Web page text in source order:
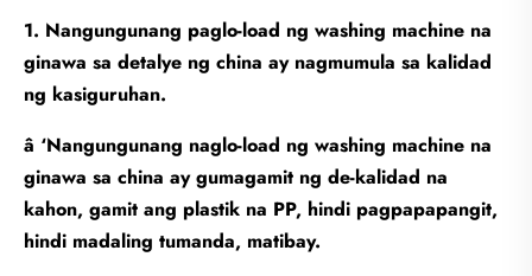
1. Nangungunang paglo-load ng washing machine na
ginawa sa detalye ng china ay nagmumula sa kalidad
ng kasiguruhan.
â ‘Nangungunang naglo-load ng washing machine na
ginawa sa china ay gumagamit ng de-kalidad na
kahon, gamit ang plastik na PP, hindi pagpapapangit,
hindi madaling tumanda, matibay.